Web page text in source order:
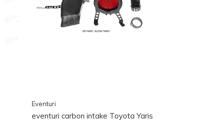
Eventuri
eventuri carbon intake Toyota Yaris